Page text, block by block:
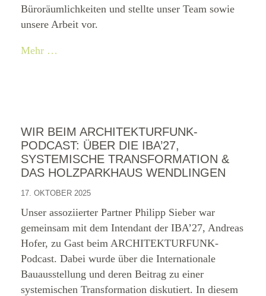
Büroräumlichkeiten und stellte unser Team sowie
unsere Arbeit vor.
Mehr …
WIR BEIM ARCHITEKTURFUNK-
PODCAST: ÜBER DIE IBA’27,
SYSTEMISCHE TRANSFORMATION &
DAS HOLZPARKHAUS WENDLINGEN
17. OKTOBER 2025
Unser assoziierter Partner Philipp Sieber war
gemeinsam mit dem Intendant der IBA’27, Andreas
Hofer, zu Gast beim ARCHITEKTURFUNK-
Podcast. Dabei wurde über die Internationale
Bauausstellung und deren Beitrag zu einer
systemischen Transformation diskutiert. In diesem